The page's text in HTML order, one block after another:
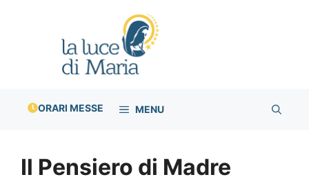
ORARI MESSE MENU
Il Pensiero di Madre